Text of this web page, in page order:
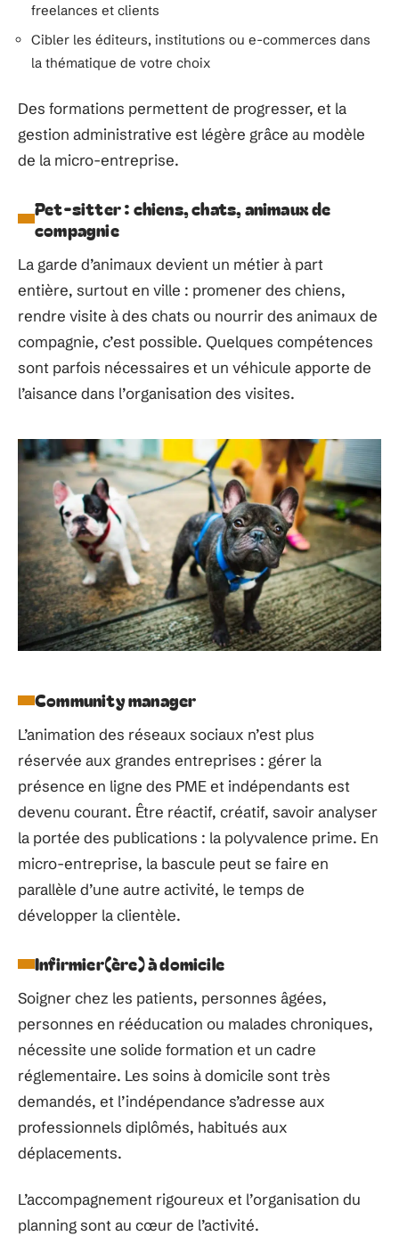
freelances et clients
Cibler les éditeurs, institutions ou e-commerces dans
la thématique de votre choix
Des formations permettent de progresser, et la
gestion administrative est légère grâce au modèle
de la micro-entreprise.
Pet-sitter : chiens, chats, animaux de
compagnie
La garde d’animaux devient un métier à part
entière, surtout en ville : promener des chiens,
rendre visite à des chats ou nourrir des animaux de
compagnie, c’est possible. Quelques compétences
sont parfois nécessaires et un véhicule apporte de
l’aisance dans l’organisation des visites.
Community manager
L’animation des réseaux sociaux n’est plus
réservée aux grandes entreprises : gérer la
présence en ligne des PME et indépendants est
devenu courant. Être réactif, créatif, savoir analyser
la portée des publications : la polyvalence prime. En
micro-entreprise, la bascule peut se faire en
parallèle d’une autre activité, le temps de
développer la clientèle.
Infirmier(ère) à domicile
Soigner chez les patients, personnes âgées,
personnes en rééducation ou malades chroniques,
nécessite une solide formation et un cadre
réglementaire. Les soins à domicile sont très
demandés, et l’indépendance s’adresse aux
professionnels diplômés, habitués aux
déplacements.
L’accompagnement rigoureux et l’organisation du
planning sont au cœur de l’activité.